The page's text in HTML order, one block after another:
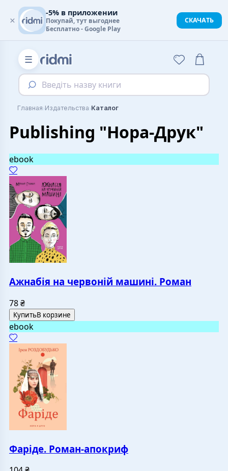
☰
Введіть назву книги
Главная›Издательства›Каталог
Publishing "Нора-Друк"
ebook
Ажнабія на червоній машині. Роман
78₴
КупитьВ корзине
ebook
Фаріде. Роман-апокриф
×
-5% в приложении
Покупай, тут выгоднее
Бесплатно - Google Play
СКАЧАТЬ